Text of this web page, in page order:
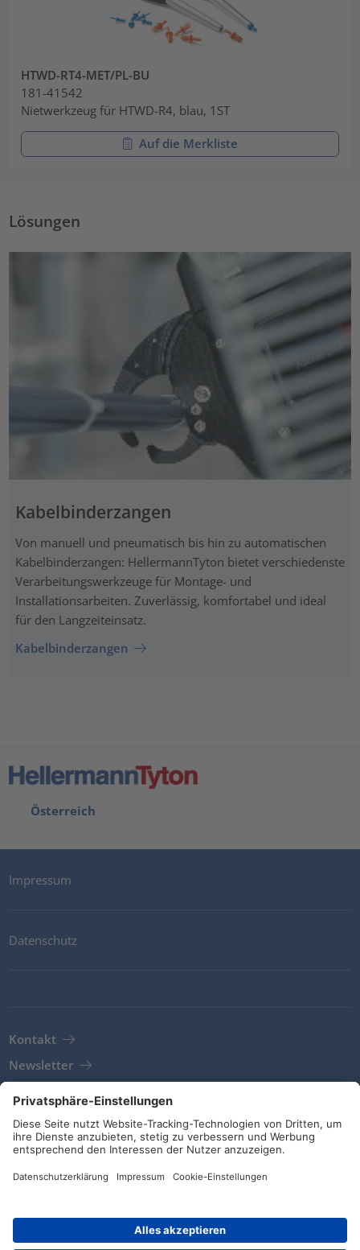
HTWD-RT4-MET/PL-BU
181-41542
Nietwerkzeug für HTWD-R4, blau, 1ST
Auf die Merkliste
Lösungen
Kabelbinderzangen
Von manuell und pneumatisch bis hin zu automatischen
Kabelbinderzangen: HellermannTyton bietet verschiedenste
Verarbeitungswerkzeuge für Montage- und
Installationsarbeiten. Zuverlässig, komfortabel und ideal
für den Langzeiteinsatz.
Kabelbinderzangen
Österreich
Impressum
Datenschutz
Kontakt
Newsletter
AGB
Richtlinien und Bekenntnisse
Soziale Medien